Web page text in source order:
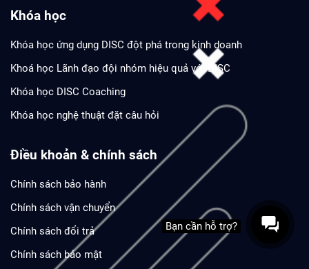
Khóa học
Khóa học ứng dụng DISC đột phá trong kinh doanh
Khoá học Lãnh đạo đội nhóm hiệu quả với DISC
Khóa học DISC Coaching
Khóa học nghệ thuật đặt câu hỏi
Điều khoản & chính sách
Chính sách bảo hành
Chính sách vận chuyển
Chính sách đổi trả
Chính sách bảo mật
Bạn cần hỗ trợ?